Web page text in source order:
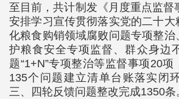
至目前，共计制发《月度重点监督
安排学习宣传贯彻落实党的二十大
化粮食购销领域腐败问题专项整治
护粮食安全专项监督、群众身边
题“1+N”专项整治等监督事项20
135个问题建立清单台账落实闭
三、四轮反馈问题整改完成1350条